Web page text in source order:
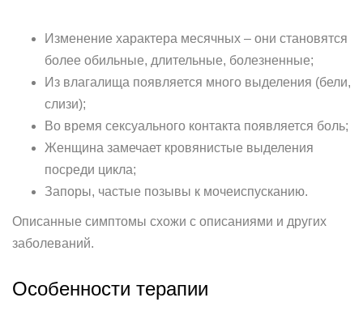
Изменение характера месячных – они становятся
более обильные, длительные, болезненные;
Из влагалища появляется много выделения (бели,
слизи);
Во время сексуального контакта появляется боль;
Женщина замечает кровянистые выделения
посреди цикла;
Запоры, частые позывы к мочеиспусканию.
Описанные симптомы схожи с описаниями и других
заболеваний.
Особенности терапии